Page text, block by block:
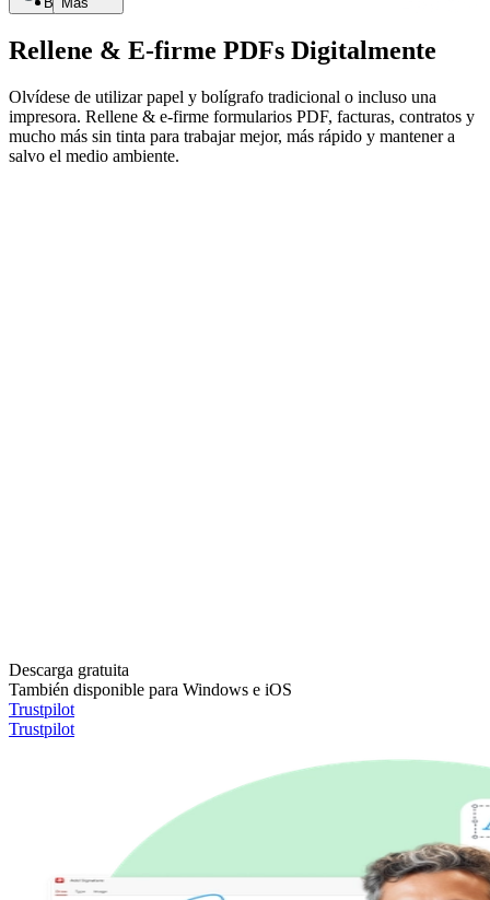
Rellene & E-firme PDFs Digitalmente
Olvídese de utilizar papel y bolígrafo tradicional o incluso una
impresora. Rellene & e-firme formularios PDF, facturas, contratos y
mucho más sin tinta para trabajar mejor, más rápido y mantener a
salvo el medio ambiente.
Descarga gratuita
También disponible para Windows e iOS
Trustpilot
Trustpilot